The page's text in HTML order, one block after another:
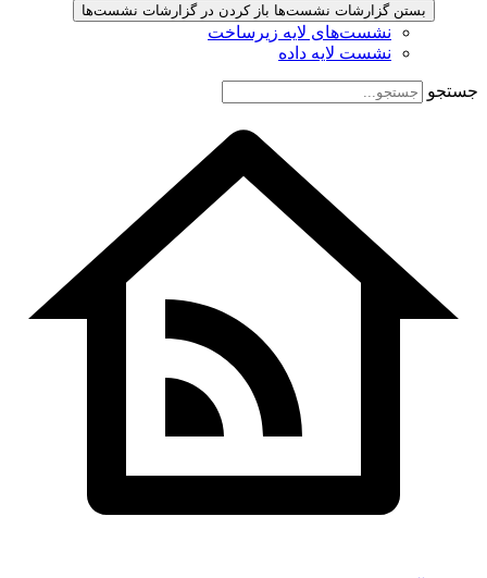
بستن گزارشات نشست‌ها باز کردن در گزارشات نشست‌ها
نشست‌‌های لایه زیرساخت
نشست لایه داده
جستجو